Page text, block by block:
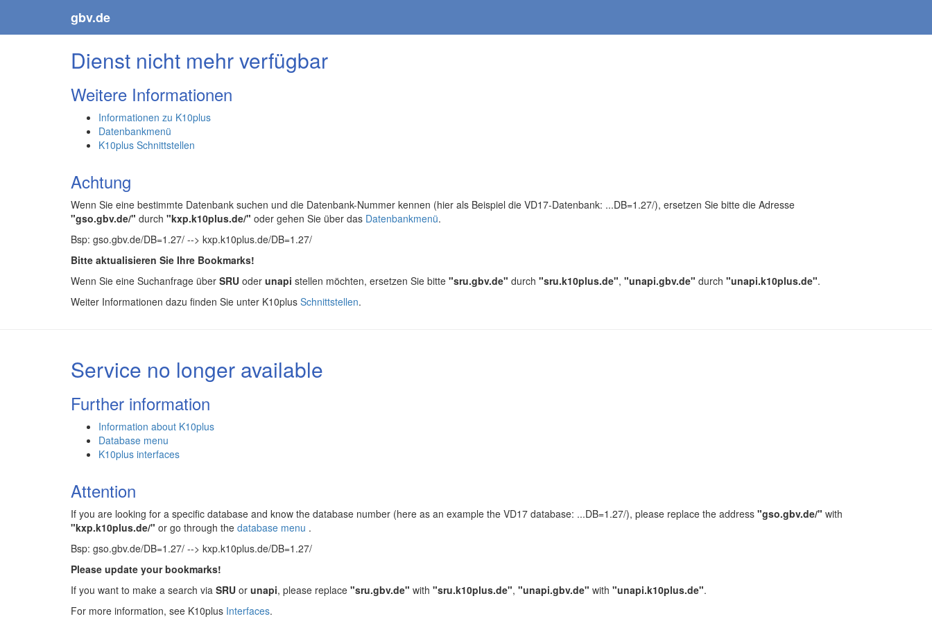
gbv.de
Dienst nicht mehr verfügbar
Weitere Informationen
Informationen zu K10plus
Datenbankmenü
K10plus Schnittstellen
Achtung
Wenn Sie eine bestimmte Datenbank suchen und die Datenbank-Nummer kennen (hier als Beispiel die VD17-Datenbank: ...DB=1.27/), ersetzen Sie bitte die Adresse
"gso.gbv.de/" durch "kxp.k10plus.de/" oder gehen Sie über das Datenbankmenü.
Bsp: gso.gbv.de/DB=1.27/ --> kxp.k10plus.de/DB=1.27/
Bitte aktualisieren Sie Ihre Bookmarks!
Wenn Sie eine Suchanfrage über SRU oder unapi stellen möchten, ersetzen Sie bitte "sru.gbv.de" durch "sru.k10plus.de", "unapi.gbv.de" durch "unapi.k10plus.de".
Weiter Informationen dazu finden Sie unter K10plus Schnittstellen.
Service no longer available
Further information
Information about K10plus
Database menu
K10plus interfaces
Attention
If you are looking for a specific database and know the database number (here as an example the VD17 database: ...DB=1.27/), please replace the address "gso.gbv.de/" with
"kxp.k10plus.de/" or go through the database menu .
Bsp: gso.gbv.de/DB=1.27/ --> kxp.k10plus.de/DB=1.27/
Please update your bookmarks!
If you want to make a search via SRU or unapi, please replace "sru.gbv.de" with "sru.k10plus.de", "unapi.gbv.de" with "unapi.k10plus.de".
For more information, see K10plus Interfaces.